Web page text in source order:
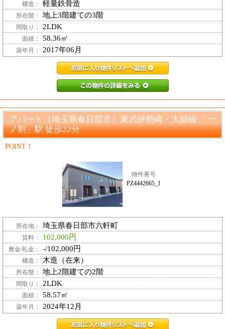
構造： 軽量鉄骨造
所在階： 地上3階建ての3階
間取り： 2LDK
面積： 58.36㎡
築年月： 2017年06月
PZ4037603_8お
PZ4037603_8こ
アパート（埼玉県春日部市）東武伊勢崎・大師線 「一
ノ割」駅 徒歩22分
POINT！
物件番号
PZ4442665_1
所在地： 埼玉県春日部市六軒町
賃料： 102,000円
敷金/礼金： -/102,000円
構造： 木造（在来）
所在階： 地上2階建ての2階
間取り： 2LDK
面積： 58.57㎡
築年月： 2024年12月
PZ4442665_1お